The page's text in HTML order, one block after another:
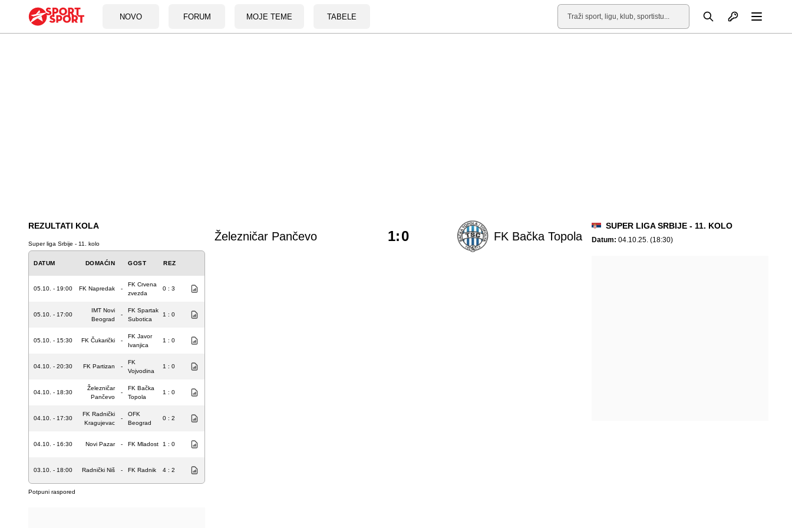
NOVO FORUM MOJE TEME TABELE
Pretraga Otvori profil
REZULTATI KOLA
Super liga Srbije - 11. kolo
DATUM DOMAĆIN GOST REZ
05.10. - 19:00 FK Napredak -
FK Crvena
zvezda
0 : 3
05.10. - 17:00
IMT Novi
Beograd
-
FK Spartak
Subotica
1 : 0
05.10. - 15:30 FK Čukarički -
FK Javor
Ivanjica
1 : 0
04.10. - 20:30 FK Partizan -
FK
Vojvodina
1 : 0
04.10. - 18:30
Železničar
Pančevo
-
FK Bačka
Topola
1 : 0
04.10. - 17:30
FK Radnički
Kragujevac
-
OFK
Beograd
0 : 2
04.10. - 16:30 Novi Pazar - FK Mladost 1 : 0
03.10. - 18:00 Radnički Niš - FK Radnik 4 : 2
Potpuni raspored
Železničar Pančevo FK Bačka Topola
1:0
SUPER LIGA SRBIJE - 11. KOLO
Datum: 04.10.25. (18:30)